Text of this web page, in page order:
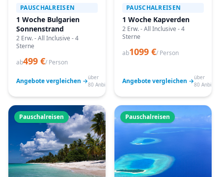
PAUSCHALREISEN
1 Woche Bulgarien
Sonnenstrand
2 Erw. - All Inclusive - 4
Sterne
ab499 €/ Person
Angebote vergleichen →über
80 Anbieter
PAUSCHALREISEN
1 Woche Kapverden
2 Erw. - All Inclusive - 4
Sterne
ab1099 €/ Person
Angebote vergleichen →über
80
Pauschalreisen Pauschalreisen